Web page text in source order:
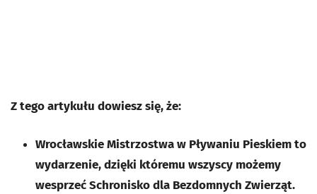
Z tego artykułu dowiesz się, że:
Wrocławskie Mistrzostwa w Pływaniu Pieskiem to
wydarzenie, dzięki któremu wszyscy możemy
wesprzeć Schronisko dla Bezdomnych Zwierząt.